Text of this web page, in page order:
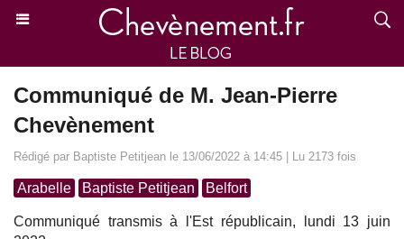
Communiqué de M. Jean-Pierre
Chevènement
Rédigé par Baptiste Petitjean le 13/06/2022 à 14:45 | Lu 2173 fois
Arabelle Baptiste Petitjean Belfort
Communiqué transmis à l'Est républicain, lundi 13 juin